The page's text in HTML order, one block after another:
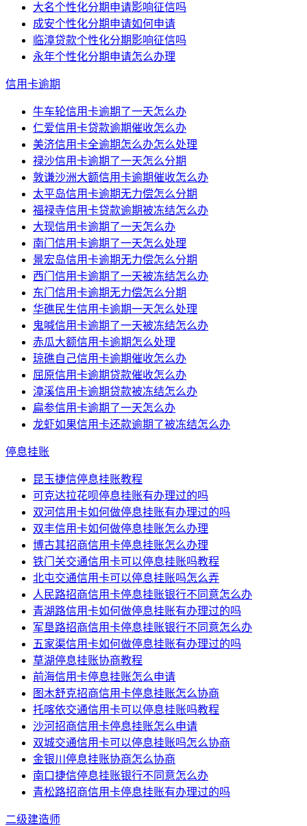
大名个性化分期申请影响征信吗
成安个性化分期申请如何申请
临漳贷款个性化分期影响征信吗
永年个性化分期申请怎么办理
信用卡逾期
牛车轮信用卡逾期了一天怎么办
仁爱信用卡贷款逾期催收怎么办
美济信用卡全逾期怎么办怎么处理
禄沙信用卡逾期了一天怎么分期
敦谦沙洲大额信用卡逾期催收怎么办
太平岛信用卡逾期无力偿怎么分期
福禄寺信用卡贷款逾期被冻结怎么办
大现信用卡逾期了一天怎么办
南门信用卡逾期了一天怎么处理
景宏岛信用卡逾期无力偿怎么分期
西门信用卡逾期了一天被冻结怎么办
东门信用卡逾期无力偿怎么分期
华礁民生信用卡逾期一天怎么处理
鬼喊信用卡逾期了一天被冻结怎么办
赤瓜大额信用卡逾期怎么处理
琼礁自己信用卡逾期催收怎么办
屈原信用卡逾期贷款催收怎么办
漳溪信用卡逾期贷款被冻结怎么办
扁参信用卡逾期了一天怎么办
龙虾如果信用卡还款逾期了被冻结怎么办
停息挂账
昆玉捷信停息挂账教程
可克达拉花呗停息挂账有办理过的吗
双河信用卡如何做停息挂账有办理过的吗
双丰信用卡如何做停息挂账怎么办理
博古其招商信用卡停息挂账怎么办理
铁门关交通信用卡可以停息挂账吗教程
北屯交通信用卡可以停息挂账吗怎么弄
人民路招商信用卡停息挂账银行不同意怎么办
青湖路信用卡如何做停息挂账有办理过的吗
军垦路招商信用卡停息挂账银行不同意怎么办
五家渠信用卡如何做停息挂账有办理过的吗
草湖停息挂账协商教程
前海信用卡停息挂账怎么申请
图木舒克招商信用卡停息挂账怎么协商
托喀依交通信用卡可以停息挂账吗教程
沙河招商信用卡停息挂账怎么申请
双城交通信用卡可以停息挂账吗怎么协商
金银川停息挂账协商怎么协商
南口捷信停息挂账银行不同意怎么办
青松路招商信用卡停息挂账有办理过的吗
二级建造师